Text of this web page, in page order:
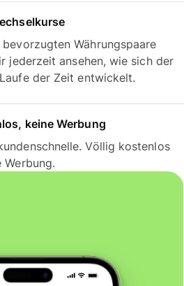
Währungspaare
jederzeit ansehen, wie sich der
der Zeit entwickelt.
keine Werbung
Völlig kostenlos
Werbung.